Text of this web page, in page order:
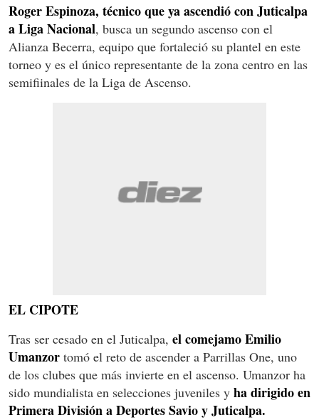
Roger Espinoza, técnico que ya ascendió con Juticalpa
a Liga Nacional, busca un segundo ascenso con el
Alianza Becerra, equipo que fortaleció su plantel en este
torneo y es el único representante de la zona centro en las
semifiinales de la Liga de Ascenso.
EL CIPOTE
Tras ser cesado en el Juticalpa, el comejamo Emilio
Umanzor tomó el reto de ascender a Parrillas One, uno
de los clubes que más invierte en el ascenso. Umanzor ha
sido mundialista en selecciones juveniles y ha dirigido en
Primera División a Deportes Savio y Juticalpa.